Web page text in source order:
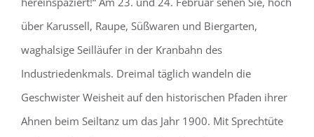
über Karussell, Raupe, Süßwaren und Biergarten,
waghalsige Seilläufer in der Kranbahn des
Industriedenkmals. Dreimal täglich wandeln die
Geschwister Weisheit auf den historischen Pfaden ihrer
Ahnen beim Seiltanz um das Jahr 1900. Mit Sprechtüte